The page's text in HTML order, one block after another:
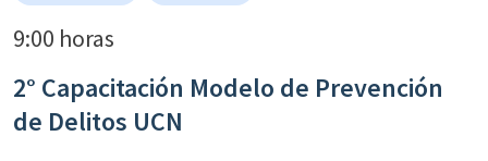
9:00 horas
2° Capacitación Modelo de Prevención
de Delitos UCN